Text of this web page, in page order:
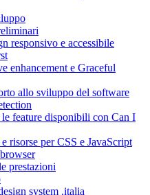
responsivo e accessibile
enhancement e Graceful
allo sviluppo del software
feature disponibili con Can I
risorse per CSS e JavaScript
prestazioni
system .italia